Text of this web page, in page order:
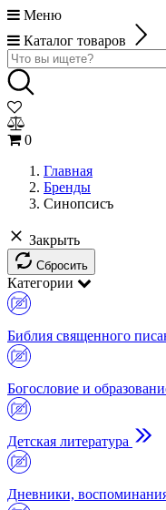
Меню
Каталог товаров
0
Главная
Бренды
Синопсисъ
Закрыть
Сбросить
Категории
Библия священного
Богословие и
Детская литература
Дневники,